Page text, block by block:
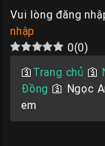
Vui lòng đăng
nhập
0(0)
🛐 Trang chủ 🛐
Đồng 🛐 Ngọc
em